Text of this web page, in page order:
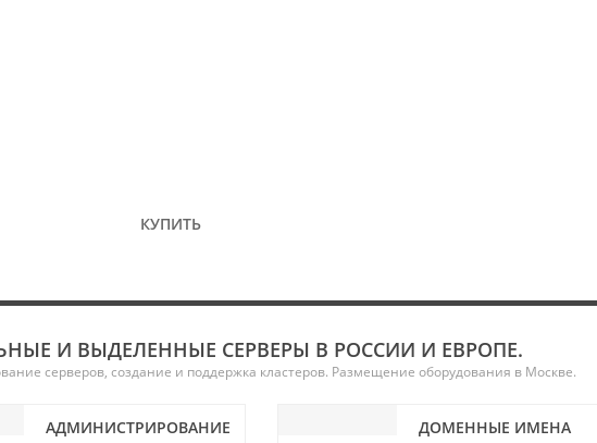
КУПИТЬ
И ВЫДЕЛЕННЫЕ СЕРВЕРЫ В РОССИИ И ЕВРОПЕ.
серверов, создание и поддержка кластеров. Размещение оборудования в Москве.
АДМИНИСТРИРОВАНИЕ ДОМЕННЫЕ ИМЕНА